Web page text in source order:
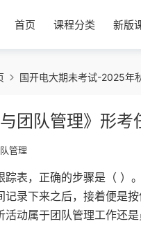
首页 课程分类 新版
国开电大期未考试-2025年
与团队管理》形
管理
踪表，正确的步骤是（ ）
记录下来之后，接着便是
活动属于团队管理工作还